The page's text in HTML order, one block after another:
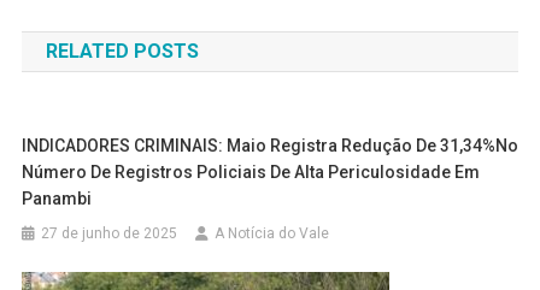
de
Post
RELATED POSTS
INDICADORES CRIMINAIS: Maio Registra Redução De 31,34%no
Número De Registros Policiais De Alta Periculosidade Em
Panambi
27 de junho de 2025 A Notícia do Vale